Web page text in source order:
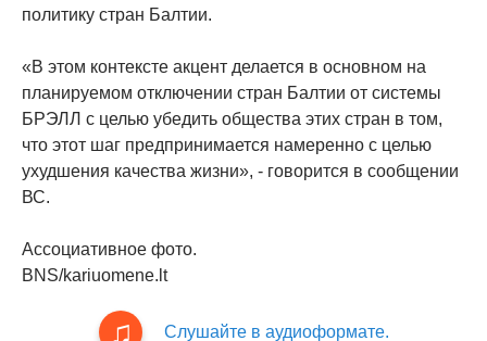
политику стран Балтии.
«В этом контексте акцент делается в основном на
планируемом отключении стран Балтии от системы
БРЭЛЛ с целью убедить общества этих стран в том,
что этот шаг предпринимается намеренно с целью
ухудшения качества жизни», - говорится в сообщении
ВС.
Ассоциативное фото.
BNS/kariuomene.lt
Слушайте в аудиоформате.